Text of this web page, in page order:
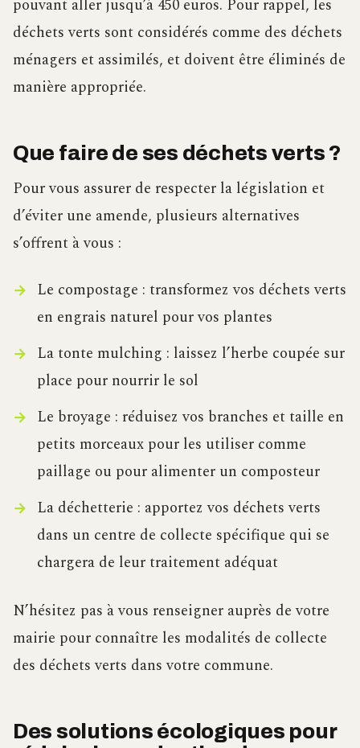
pouvant aller jusqu’à 450 euros. Pour rappel, les
déchets verts sont considérés comme des déchets
ménagers et assimilés, et doivent être éliminés de
manière appropriée.
Que faire de ses déchets verts ?
Pour vous assurer de respecter la législation et
d’éviter une amende, plusieurs alternatives
s’offrent à vous :
Le compostage : transformez vos déchets verts
en engrais naturel pour vos plantes
La tonte mulching : laissez l’herbe coupée sur
place pour nourrir le sol
Le broyage : réduisez vos branches et taille en
petits morceaux pour les utiliser comme
paillage ou pour alimenter un composteur
La déchetterie : apportez vos déchets verts
dans un centre de collecte spécifique qui se
chargera de leur traitement adéquat
N’hésitez pas à vous renseigner auprès de votre
mairie pour connaître les modalités de collecte
des déchets verts dans votre commune.
Des solutions écologiques pour